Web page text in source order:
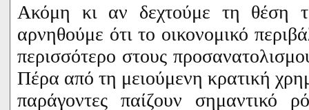
Ακόμη κι αν δεχτούμε τη θέση
αρνηθούμε ότι το οικονομικό
περισσότερο στους
Πέρα από τη μειούμενη κρατική
παράγοντες παίζουν σημαντικό